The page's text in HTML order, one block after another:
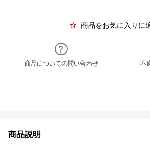
商品をお気に入りに
商品についての問い合わせ 不
商品説明